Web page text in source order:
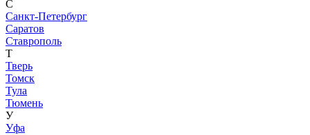
С
Санкт-Петербург
Саратов
Ставрополь
Т
Тверь
Томск
Тула
Тюмень
У
Уфа